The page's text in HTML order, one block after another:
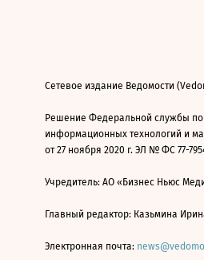
Сетевое издание Ведомости
Решение Федеральной службы
информационных технологий и
от 27 ноября 2020 г. ЭЛ № ФС 77-
Учредитель: АО «Бизнес Ньюс
Главный редактор: Казьмина
Электронная почта: